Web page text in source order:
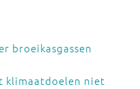
broeikasgassen
klimaatdoelen niet